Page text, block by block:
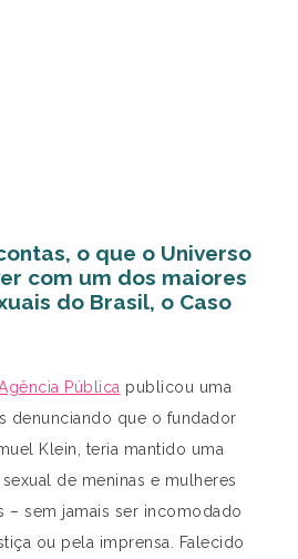
o que o Universo
com um dos maiores
do Brasil, o Caso
Pública publicou uma
denunciando que o fundador
Klein, teria mantido uma
de meninas e mulheres
– sem jamais ser incomodado
ou pela imprensa. Falecido